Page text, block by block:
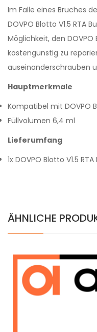
Im Falle eines Bruches
DOVPO Blotto V1.5 RTA
Möglichkeit, den DOVPO
kostengünstig zu
auseinanderschrauben
Hauptmerkmale
Kompatibel mit DOVPO
Füllvolumen 6,4 ml
Lieferumfang
1x DOVPO Blotto V1.5
ÄHNLICHE